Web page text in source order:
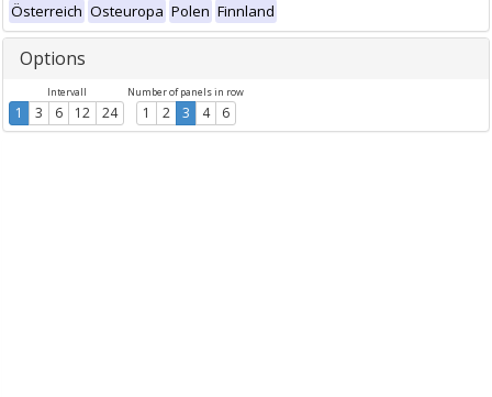
Österreich Osteuropa Polen Finnland
Options
Intervall
1 3 6 12 24
Number of panels in row
1 2 3 4 6